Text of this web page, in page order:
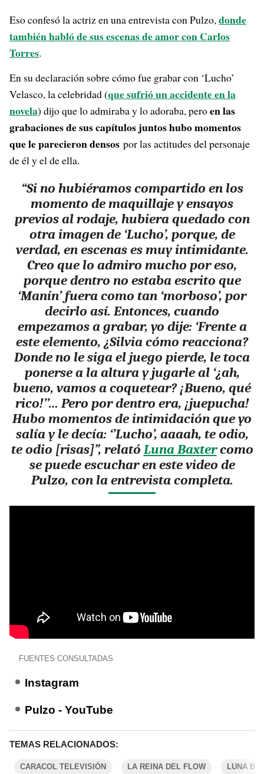
Eso confesó la actriz en una entrevista con Pulzo,donde
también habló de sus escenas de amor con Carlos
Torres.
En su declaración sobre cómo fue grabar con ‘Lucho’
Velasco, la celebridad (que sufrió un accidente en la
novela) dijo que lo admiraba y lo adoraba, peroen las
grabaciones de sus capítulos juntos hubo momentos
que le parecieron densos por las actitudes del personaje
de él y el de ella.
“Si no hubiéramos compartido en los
momento de maquillaje y ensayos
previos al rodaje, hubiera quedado con
otra imagen de ‘Lucho’, porque, de
verdad, en escenas es muy intimidante.
Creo que lo admiro mucho por eso,
porque dentro no estaba escrito que
‘Manín’ fuera como tan ‘morboso’, por
decirlo así. Entonces, cuando
empezamos a grabar, yo dije: ‘Frente a
este elemento, ¿Silvia cómo reacciona?
Donde no le siga el juego pierde, le toca
ponerse a la altura y jugarle al ‘¿ah,
bueno, vamos a coquetear? ¡Bueno, qué
rico!’’… Pero por dentro era, ¡juepucha!
Hubo momentos de intimidación que yo
salía y le decía: ‘’Lucho’, aaaah, te odio,
te odio [risas]”, relató Luna Baxtercomo
se puede escuchar en este video de
Pulzo, con la entrevista completa.
FUENTES CONSULTADAS
Instagram
Pulzo - YouTube
TEMAS RELACIONADOS:
CARACOL TELEVISIÓN LA REINA DEL FLOW LUNA